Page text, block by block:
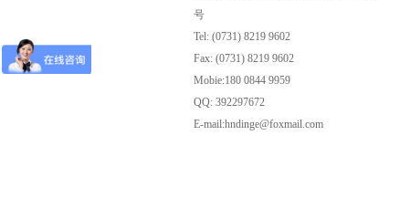
号
Tel: (0731) 8219 9602
Fax: (0731) 8219 9602
Mobie:180 0844 9959
QQ: 392297672
E-mail:hndinge@foxmail.com